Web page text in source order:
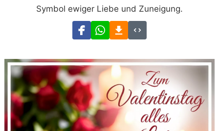
Symbol ewiger Liebe und Zuneigung.